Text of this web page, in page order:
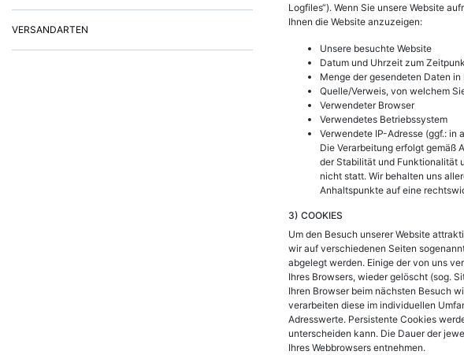
VERSANDARTEN
Logfiles“). Wenn Sie unsere Website
Ihnen die Website anzuzeigen:
Unsere besuchte Website
Datum und Uhrzeit zum
Menge der gesendeten Daten in
Quelle/Verweis, von welchem
Verwendeter Browser
Verwendetes Betriebssystem
Verwendete IP-Adresse (ggf.: in
Die Verarbeitung erfolgt gemäß
der Stabilität und Funktionalität
nicht statt. Wir behalten uns
Anhaltspunkte auf eine
3) COOKIES
Um den Besuch unserer Website
wir auf verschiedenen Seiten
abgelegt werden. Einige der von uns
Ihres Browsers, wieder gelöscht (sog.
Ihren Browser beim nächsten Besuch
verarbeiten diese im individuellen
Adresswerte. Persistente Cookies
unterscheiden kann. Die Dauer der
Ihres Webbrowsers entnehmen.